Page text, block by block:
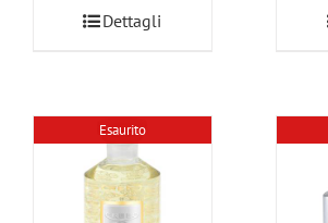
Dettagli
Esaurito